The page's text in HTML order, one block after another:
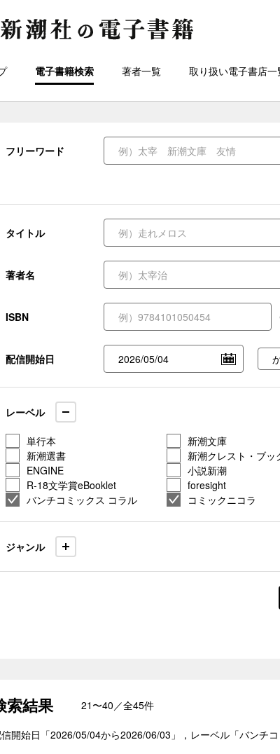
電子書籍検索 著者一覧 取り扱い電子書店一
フリーワード
タイトル
著者名
ISBN
配信開始日
レーベル
単行本 新潮文庫
新潮選書
新潮クレスト・ブッ
ENGINE
小説新潮
R-18文学賞eBooklet
foresight
バンチコミックス コラル
コミックニコラ
ジャンル
索結果 21〜40／全45件
開始日「2026/05/04から2026/06/03」，レーベル「バンチ